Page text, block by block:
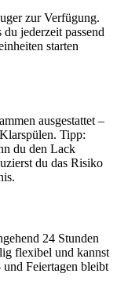
zur Verfügung.
jederzeit passend
starten
ausgestattet –
Tipp:
du den Lack
du das Risiko
24 Stunden
flexibel und kannst
Feiertagen bleibt